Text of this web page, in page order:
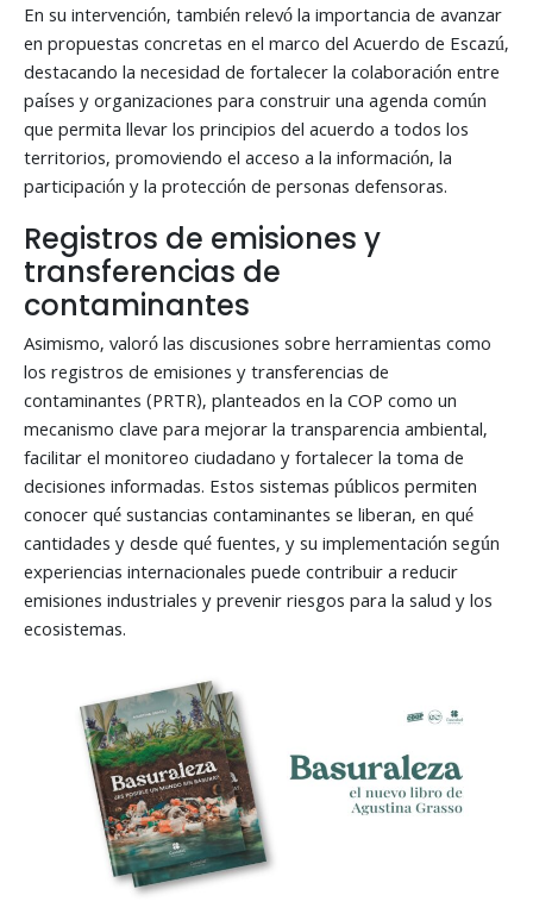
En su intervención, también relevó la importancia de avanzar
en propuestas concretas en el marco del Acuerdo de Escazú,
destacando la necesidad de fortalecer la colaboración entre
países y organizaciones para construir una agenda común
que permita llevar los principios del acuerdo a todos los
territorios, promoviendo el acceso a la información, la
participación y la protección de personas defensoras.
Registros de emisiones y
transferencias de
contaminantes
Asimismo, valoró las discusiones sobre herramientas como
los registros de emisiones y transferencias de
contaminantes (PRTR), planteados en la COP como un
mecanismo clave para mejorar la transparencia ambiental,
facilitar el monitoreo ciudadano y fortalecer la toma de
decisiones informadas. Estos sistemas públicos permiten
conocer qué sustancias contaminantes se liberan, en qué
cantidades y desde qué fuentes, y su implementación según
experiencias internacionales puede contribuir a reducir
emisiones industriales y prevenir riesgos para la salud y los
ecosistemas.